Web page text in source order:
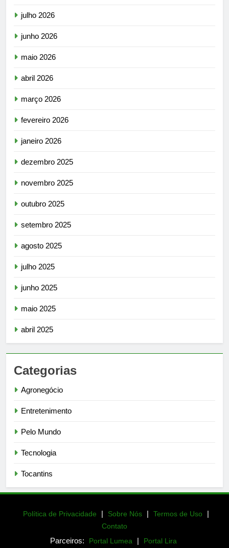
julho 2026
junho 2026
maio 2026
abril 2026
março 2026
fevereiro 2026
janeiro 2026
dezembro 2025
novembro 2025
outubro 2025
setembro 2025
agosto 2025
julho 2025
junho 2025
maio 2025
abril 2025
Categorias
Agronegócio
Entretenimento
Pelo Mundo
Tecnologia
Tocantins
Política de Privacidade | Sobre Nós | Termos de Uso |
Contato
Parceiros: Portal Lumea | Portal Lira